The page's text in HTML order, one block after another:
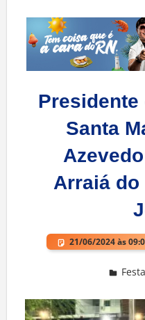
Presidente
Santa
Arraiá do
21/06/2024 às